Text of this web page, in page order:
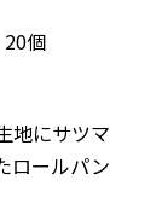
個
地にサツマ
ロールパン